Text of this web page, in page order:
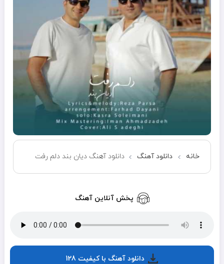
خانه دانلود آهنگ دانلود آهنگ دیان بند دلم رفت
پخش آنلاین آهنگ
دانلود آهنگ با کیفیت 128